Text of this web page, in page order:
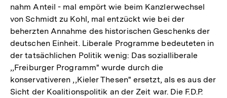
nahm Anteil - mal empört wie beim Kanzlerwechsel
von Schmidt zu Kohl, mal entzückt wie bei der
beherzten Annahme des historischen Geschenks der
deutschen Einheit. Liberale Programme bedeuteten in
der tatsächlichen Politik wenig: Das sozialliberale
,,Freiburger Programm" wurde durch die
konservativeren ,,Kieler Thesen" ersetzt, als es aus der
Sicht der Koalitionspolitik an der Zeit war. Die F.D.P.